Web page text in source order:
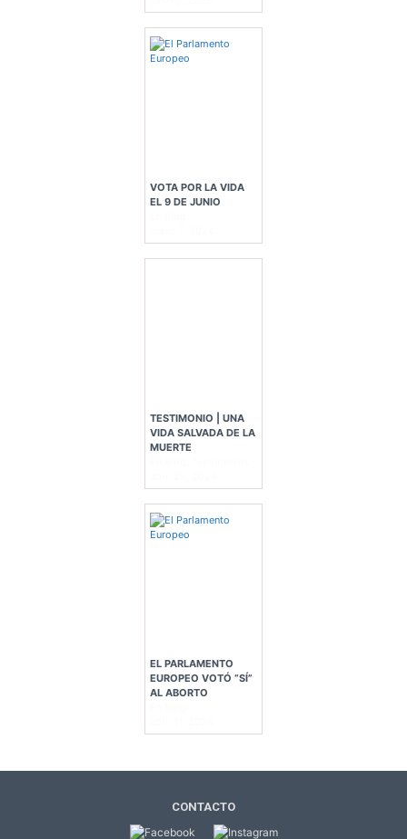
VOTA POR LA VIDA
EL 9 DE JUNIO
TESTIMONIO | UNA
VIDA SALVADA DE LA
MUERTE
EL PARLAMENTO
EUROPEO VOTÓ “SÍ”
AL ABORTO
CONTACTO